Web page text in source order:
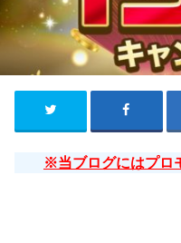
※当ブログにはプロ